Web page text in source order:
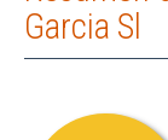
Garcia Sl